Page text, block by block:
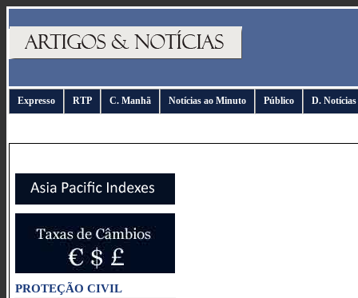
Expresso RTP C. Manhã Notícias ao Minuto Público D. Notícias
PROTEÇÃO CIVIL